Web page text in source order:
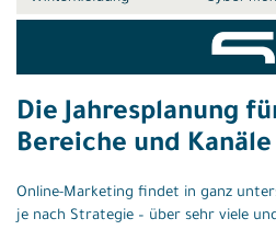
Die Jahresplanung
Bereiche und Kanäle
Online-Marketing findet in ganz
je nach Strategie – über sehr viele